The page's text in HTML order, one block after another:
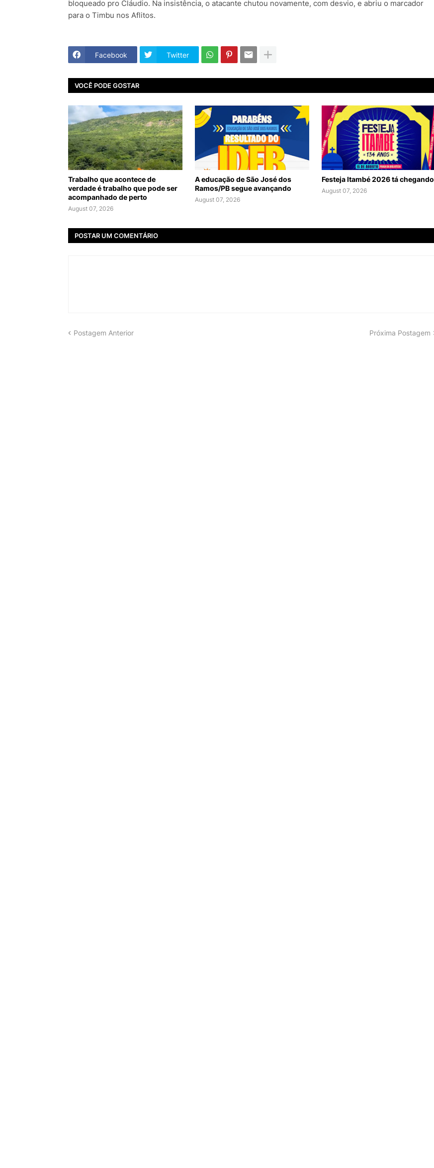
bloqueado pro Cláudio. Na insistência, o atacante chutou novamente, com desvio, e abriu o marcador
para o Timbu nos Aflitos.
Facebook Twitter
VOCÊ PODE GOSTAR
Trabalho que acontece de
verdade é trabalho que pode ser
acompanhado de perto
August 07, 2026
A educação de São José dos
Ramos/PB segue avançando
August 07, 2026
Festeja Itambé 2026 tá chegando
August 07, 2026
POSTAR UM COMENTÁRIO
Postagem Anterior Próxima Postagem